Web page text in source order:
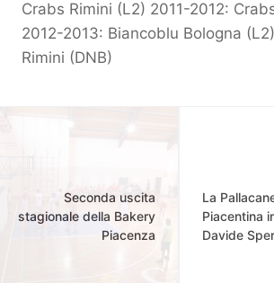
Crabs Rimini (L2) 2011-2012:
2012-2013: Biancoblu Bologna
Rimini (DNB)
Seconda uscita
stagionale della Bakery
Piacenza
La
Piacentina
Davide